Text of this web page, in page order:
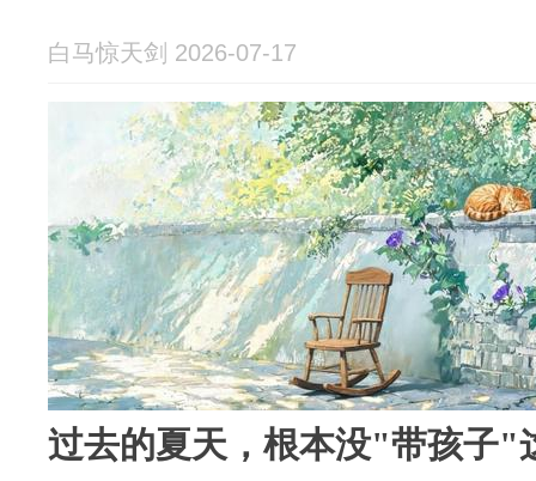
白马惊天剑 2026-07-17
过去的夏天，根本没"带孩子"